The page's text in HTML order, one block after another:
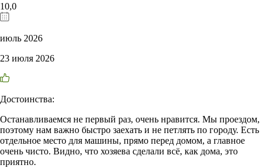
10,0
июль 2026
23 июля 2026
Достоинства:
Останавливаемся не первый раз, очень нравится. Мы проездом,
поэтому нам важно быстро заехать и не петлять по городу. Есть
отдельное место для машины, прямо перед домом, а главное
очень чисто. Видно, что хозяева сделали всё, как дома, это
приятно.